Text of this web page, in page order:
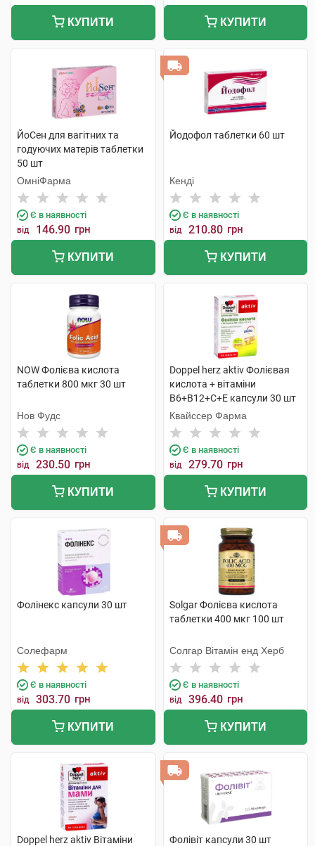
КУПИТИ КУПИТИ
ЙоСен для вагітних та
годуючих матерів таблетки
50 шт
ОмніФарма
Є в наявності
від 146.90 грн
КУПИТИ
Йодофол таблетки 60 шт
Кенді
Є в наявності
від 210.80 грн
КУПИТИ
NOW Фолієва кислота
таблетки 800 мкг 30 шт
Нов Фудс
Є в наявності
від 230.50 грн
КУПИТИ
Doppel herz aktiv Фолієвая
кислота + вітаміни
B6+B12+C+E капсули 30 шт
Квайссер Фарма
Є в наявності
від 279.70 грн
КУПИТИ
Фолінекс капсули 30 шт
Солефарм
Є в наявності
від 303.70 грн
КУПИТИ
Solgar Фолієва кислота
таблетки 400 мкг 100 шт
Солгар Вітамін енд Херб
Є в наявності
від 396.40 грн
КУПИТИ
Doppel herz aktiv Вітаміни
Фолівіт капсули 30 шт